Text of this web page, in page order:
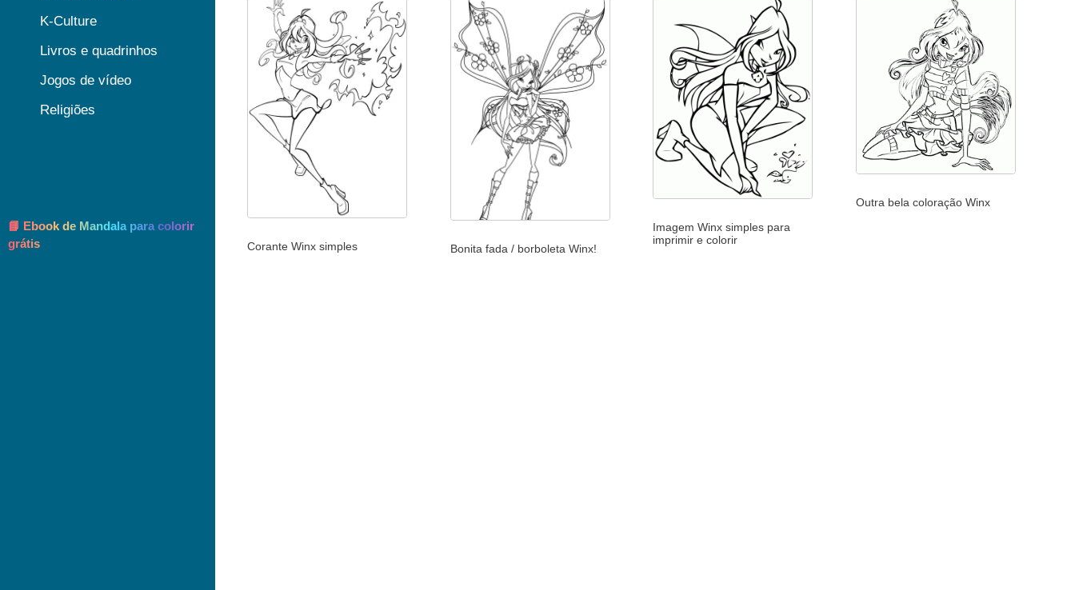
Corante Winx simples Bonita fada / borboleta Winx!
Imagem Winx simples para
imprimir e colorir
Outra bela coloração Winx
K-Culture
Livros e quadrinhos
Jogos de vídeo
Religiões
📘 Ebook de Mandala para colorir
grátis